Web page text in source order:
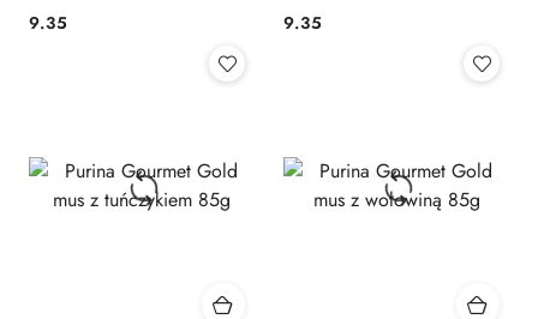
Cena:
9.35 Cena:
9.35